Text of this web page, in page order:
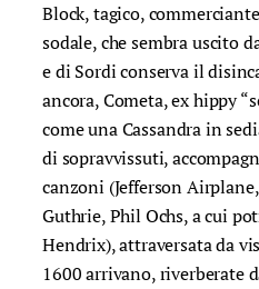
Block, tagico,
sodale, che sembra uscito
e di Sordi conserva il
ancora, Cometa, ex hippy
come una Cassandra in
di sopravvissuti,
canzoni (Jefferson
Guthrie, Phil Ochs, a cui
Hendrix), attraversata da
1600 arrivano, riverberate